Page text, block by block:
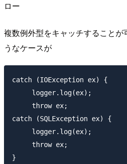
ロー
複数例外型をキャッチすることが
うなケースが
catch (IOException ex) {
     logger.log(ex);
     throw ex;
catch (SQLException ex) {
     logger.log(ex);
     throw ex;